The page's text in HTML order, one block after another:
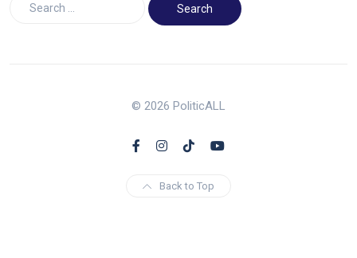
© 2026 PoliticALL
Back to Top